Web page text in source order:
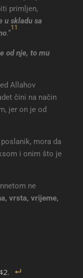
primljen,
u skladu sa
.“
11
od nje, to mu
Allahov
čini na način
jer on je od
mora da
i onim što je
ne
vrsta, vrijeme,